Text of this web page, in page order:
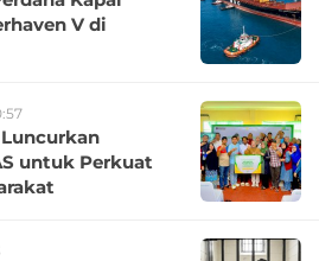
V di
untuk Perkuat